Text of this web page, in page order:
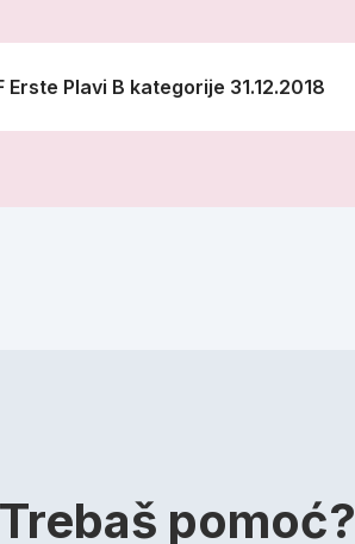
Plavi B kategorije 31.12.2018
Trebaš pomoć?